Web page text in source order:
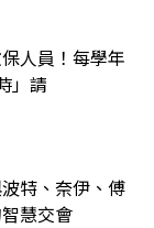
人員！每學年
」請
特、奈伊、傅
慧交會